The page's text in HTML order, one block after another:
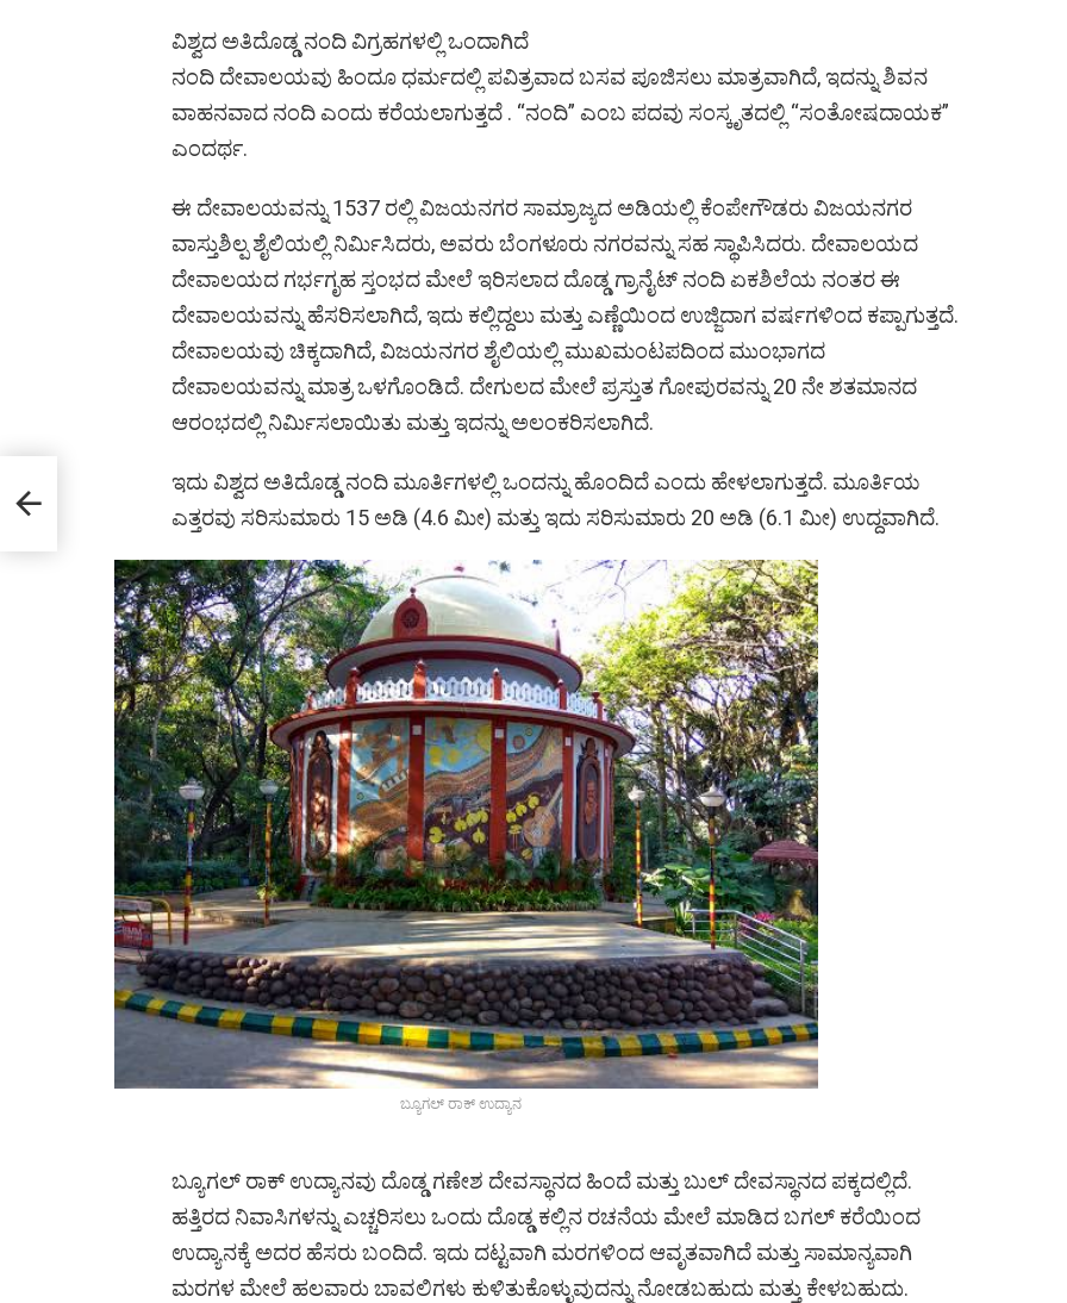
ವಿಶ್ವದ ಅತಿದೊಡ್ಡ ನಂದಿ ವಿಗ್ರಹಗಳಲ್ಲಿ ಒಂದಾಗಿದೆ
ನಂದಿ ದೇವಾಲಯವು ಹಿಂದೂ ಧರ್ಮದಲ್ಲಿ ಪವಿತ್ರವಾದ ಬಸವ ಪೂಜಿಸಲು ಮಾತ್ರವಾಗಿದೆ, ಇದನ್ನು ಶಿವನ
ವಾಹನವಾದ ನಂದಿ ಎಂದು ಕರೆಯಲಾಗುತ್ತದೆ . “ನಂದಿ” ಎಂಬ ಪದವು ಸಂಸ್ಕೃತದಲ್ಲಿ “ಸಂತೋಷದಾಯಕ”
ಎಂದರ್ಥ.
ಈ ದೇವಾಲಯವನ್ನು 1537 ರಲ್ಲಿ ವಿಜಯನಗರ ಸಾಮ್ರಾಜ್ಯದ ಅಡಿಯಲ್ಲಿ ಕೆಂಪೇಗೌಡರು ವಿಜಯನಗರ
ವಾಸ್ತುಶಿಲ್ಪ ಶೈಲಿಯಲ್ಲಿ ನಿರ್ಮಿಸಿದರು, ಅವರು ಬೆಂಗಳೂರು ನಗರವನ್ನು ಸಹ ಸ್ಥಾಪಿಸಿದರು. ದೇವಾಲಯದ
ದೇವಾಲಯದ ಗರ್ಭಗೃಹ ಸ್ತಂಭದ ಮೇಲೆ ಇರಿಸಲಾದ ದೊಡ್ಡ ಗ್ರಾನೈಟ್ ನಂದಿ ಏಕಶಿಲೆಯ ನಂತರ ಈ
ದೇವಾಲಯವನ್ನು ಹೆಸರಿಸಲಾಗಿದೆ, ಇದು ಕಲ್ಲಿದ್ದಲು ಮತ್ತು ಎಣ್ಣೆಯಿಂದ ಉಜ್ಜಿದಾಗ ವರ್ಷಗಳಿಂದ ಕಪ್ಪಾಗುತ್ತದೆ.
ದೇವಾಲಯವು ಚಿಕ್ಕದಾಗಿದೆ, ವಿಜಯನಗರ ಶೈಲಿಯಲ್ಲಿ ಮುಖಮಂಟಪದಿಂದ ಮುಂಭಾಗದ
ದೇವಾಲಯವನ್ನು ಮಾತ್ರ ಒಳಗೊಂಡಿದೆ. ದೇಗುಲದ ಮೇಲೆ ಪ್ರಸ್ತುತ ಗೋಪುರವನ್ನು 20 ನೇ ಶತಮಾನದ
ಆರಂಭದಲ್ಲಿ ನಿರ್ಮಿಸಲಾಯಿತು ಮತ್ತು ಇದನ್ನು ಅಲಂಕರಿಸಲಾಗಿದೆ.
ಇದು ವಿಶ್ವದ ಅತಿದೊಡ್ಡ ನಂದಿ ಮೂರ್ತಿಗಳಲ್ಲಿ ಒಂದನ್ನು ಹೊಂದಿದೆ ಎಂದು ಹೇಳಲಾಗುತ್ತದೆ. ಮೂರ್ತಿಯ
ಎತ್ತರವು ಸರಿಸುಮಾರು 15 ಅಡಿ (4.6 ಮೀ) ಮತ್ತು ಇದು ಸರಿಸುಮಾರು 20 ಅಡಿ (6.1 ಮೀ) ಉದ್ದವಾಗಿದೆ.
ಬ್ಯೂಗಲ್ ರಾಕ್ ಉದ್ಯಾನ
ಬ್ಯೂಗಲ್ ರಾಕ್ ಉದ್ಯಾನವು ದೊಡ್ಡ ಗಣೇಶ ದೇವಸ್ಥಾನದ ಹಿಂದೆ ಮತ್ತು ಬುಲ್ ದೇವಸ್ಥಾನದ ಪಕ್ಕದಲ್ಲಿದೆ.
ಹತ್ತಿರದ ನಿವಾಸಿಗಳನ್ನು ಎಚ್ಚರಿಸಲು ಒಂದು ದೊಡ್ಡ ಕಲ್ಲಿನ ರಚನೆಯ ಮೇಲೆ ಮಾಡಿದ ಬಗಲ್ ಕರೆಯಿಂದ
ಉದ್ಯಾನಕ್ಕೆ ಅದರ ಹೆಸರು ಬಂದಿದೆ. ಇದು ದಟ್ಟವಾಗಿ ಮರಗಳಿಂದ ಆವೃತವಾಗಿದೆ ಮತ್ತು ಸಾಮಾನ್ಯವಾಗಿ
ಮರಗಳ ಮೇಲೆ ಹಲವಾರು ಬಾವಲಿಗಳು ಕುಳಿತುಕೊಳ್ಳುವುದನ್ನು ನೋಡಬಹುದು ಮತ್ತು ಕೇಳಬಹುದು.